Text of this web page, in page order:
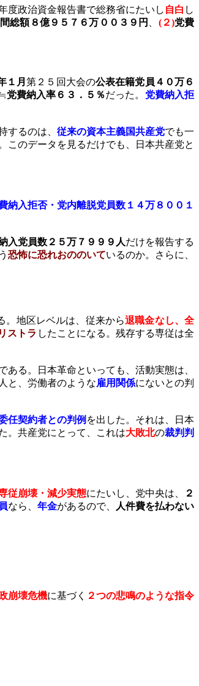
度政治資金報告書で総務省にたいし 自白 し
総額８億９５７６万００３９円 (２)党費
１月第２５回大会の公表在籍党員４０万６
党費納入率６３．５％だった。 党費納入拒
するのは、 従来の資本主義国共産党でも一
このデータを見るだけでも、日本共産党と
納入拒否・党内離脱党員数１４万８００１
入党員数 ２５万７９９９人だけを報告する
恐怖に恐れおののいているのか。さらに、
。地区レベルは、従来から退職金なし、全
ストラ したことになる。残存する専従は全
る。日本革命といっても、活動実態は、
と、労働者のような雇用関係にないとの判
任契約者との判例 を出した。それは、日本
。共産党にとって、これは大敗北の裁判判
従崩壊・減少実態にたいし、党中央は、
２
なら、 年金があるので、
人件費を払わない
崩壊危機に基づく ２つの悲鳴のような指令